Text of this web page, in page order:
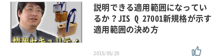
説明できる適用範囲になってい
るか？JIS Q 27001新規格が示す
適用範囲の決め方
2015/05/29